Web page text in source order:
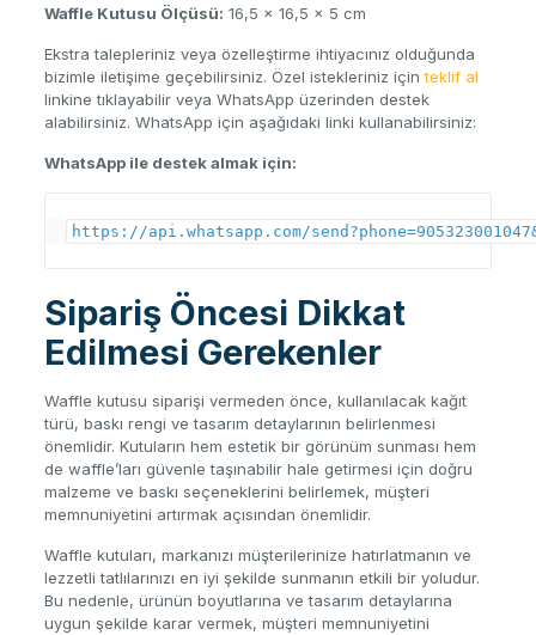
Waffle Kutusu Ölçüsü: 16,5 x 16,5 x 5 cm
Ekstra talepleriniz veya özelleştirme ihtiyacınız olduğunda
bizimle iletişime geçebilirsiniz. Özel istekleriniz içinteklif al
linkine tıklayabilir veya WhatsApp üzerinden destek
alabilirsiniz. WhatsApp için aşağıdaki linki kullanabilirsiniz:
WhatsApp ile destek almak için:
https://api.whatsapp.com/
Sipariş Öncesi Dikkat
Edilmesi Gerekenler
Waffle kutusu siparişi vermeden önce, kullanılacak kağıt
türü, baskı rengi ve tasarım detaylarının belirlenmesi
önemlidir. Kutuların hem estetik bir görünüm sunması hem
de waffle’ları güvenle taşınabilir hale getirmesi için doğru
malzeme ve baskı seçeneklerini belirlemek, müşteri
memnuniyetini artırmak açısından önemlidir.
Waffle kutuları, markanızı müşterilerinize hatırlatmanın ve
lezzetli tatlılarınızı en iyi şekilde sunmanın etkili bir yoludur.
Bu nedenle, ürünün boyutlarına ve tasarım detaylarına
uygun şekilde karar vermek, müşteri memnuniyetini